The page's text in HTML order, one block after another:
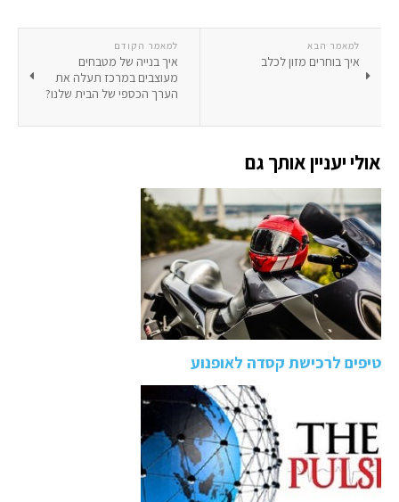
למאמר הקודם
איך בנייה של מטבחים
מעוצבים במרכז תעלה את
הערך הכספי של הבית שלנו?
למאמר הבא
איך בוחרים מזון לכלב
אולי יעניין אותך גם
טיפים לרכישת קסדה לאופנוע